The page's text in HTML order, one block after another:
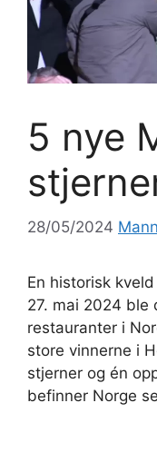
5 nye
28/05/2024
En historisk
27. mai 2024
restauranter i
store vinnerne i
stjerner og én
befinner Norge